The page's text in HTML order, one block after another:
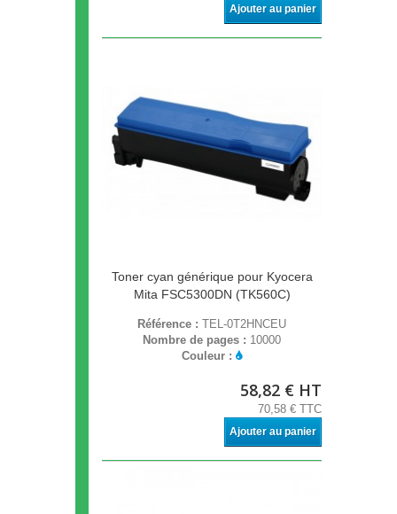
Ajouter au panier
Toner cyan générique pour Kyocera
Mita FSC5300DN (TK560C)
Référence : TEL-0T2HNCEU
Nombre de pages : 10000
Couleur :
58,82 € HT
70,58 € TTC
Ajouter au panier